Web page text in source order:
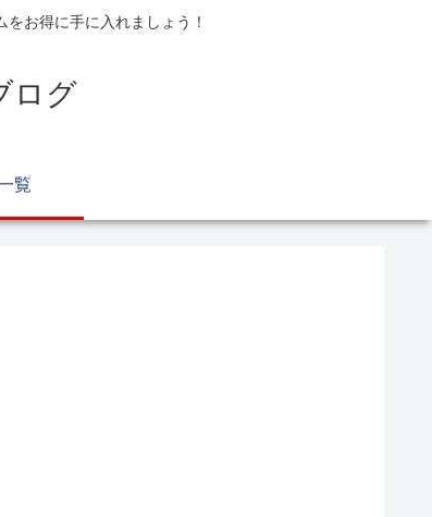
お得に手に入れましょう！
ログ
覧